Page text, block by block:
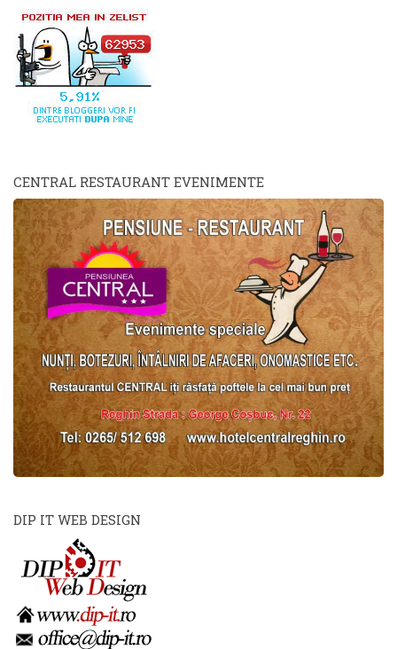
CENTRAL RESTAURANT EVENIMENTE
DIP IT WEB DESIGN